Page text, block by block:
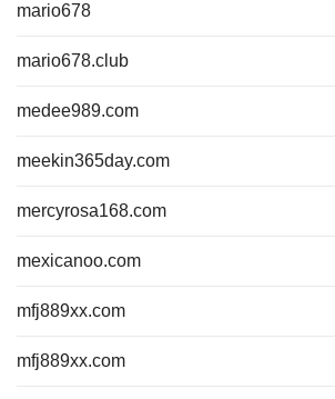
mario678
mario678.club
medee989.com
meekin365day.com
mercyrosa168.com
mexicanoo.com
mfj889xx.com
mfj889xx.com